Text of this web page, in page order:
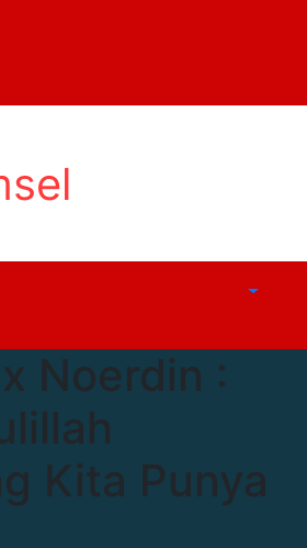
Noerdin :
Kita Punya